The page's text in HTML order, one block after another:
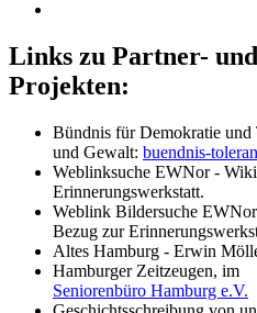
Links zu Partner-
Projekten:
Bündnis für Demokratie und
und Gewalt: buendnis-
Weblinksuche EWNor -
Erinnerungswerkstatt.
Weblink Bildersuche
Bezug zur
Altes Hamburg - Erwin
Hamburger Zeitzeugen, im
Seniorenbüro Hamburg e.V.